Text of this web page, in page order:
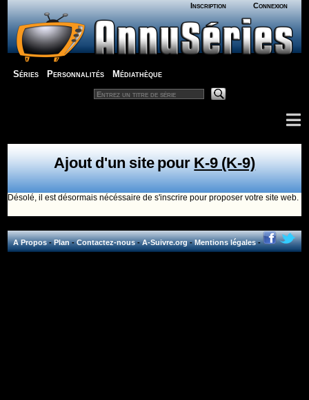
Inscription Connexion
Séries Personnalités Médiathèque
Ajout d'un site pourK-9 (K-9)
Désolé, il est désormais nécéssaire de s'inscrire pour proposer votre site web.
A Propos-Plan-Contactez-nous-A-Suivre.org-Mentions légales-